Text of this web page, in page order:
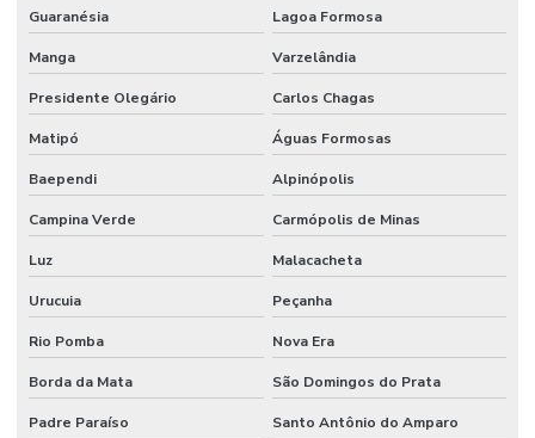
Guaranésia Lagoa Formosa
Manga Varzelândia
Presidente Olegário Carlos Chagas
Matipó Águas Formosas
Baependi Alpinópolis
Campina Verde Carmópolis de Minas
Luz Malacacheta
Urucuia Peçanha
Rio Pomba Nova Era
Borda da Mata São Domingos do Prata
Padre Paraíso Santo Antônio do Amparo